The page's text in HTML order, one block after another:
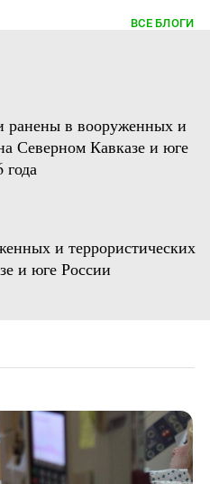
ВСЕ БЛОГИ
ранены в вооруженных и
Северном Кавказе и юге
года
и террористических
и юге России